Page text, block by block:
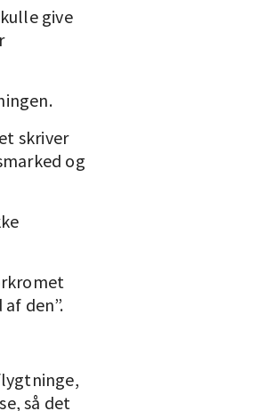
give
skriver
og
den”.
så det